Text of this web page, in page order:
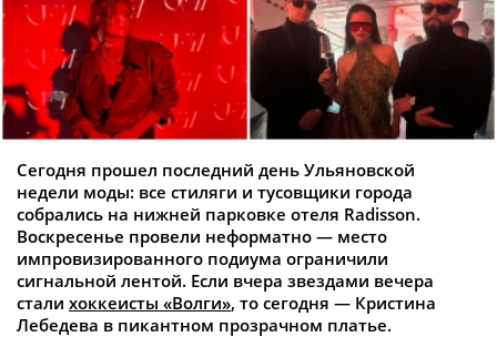
Сегодня прошел последний день Ульяновской
недели моды: все стиляги и тусовщики города
собрались на нижней парковке отеля Radisson.
Воскресенье провели неформатно — место
импровизированного подиума ограничили
сигнальной лентой. Если вчера звездами вечера
стали хоккеисты «Волги», то сегодня — Кристина
Лебедева в пикантном прозрачном платье.